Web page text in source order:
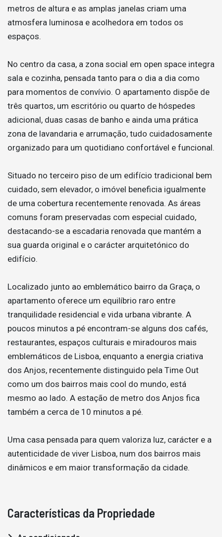
metros de altura e as amplas janelas criam uma
atmosfera luminosa e acolhedora em todos os
espaços.
No centro da casa, a zona social em open space integra
sala e cozinha, pensada tanto para o dia a dia como
para momentos de convívio. O apartamento dispõe de
três quartos, um escritório ou quarto de hóspedes
adicional, duas casas de banho e ainda uma prática
zona de lavandaria e arrumação, tudo cuidadosamente
organizado para um quotidiano confortável e funcional.
Situado no terceiro piso de um edifício tradicional bem
cuidado, sem elevador, o imóvel beneficia igualmente
de uma cobertura recentemente renovada. As áreas
comuns foram preservadas com especial cuidado,
destacando-se a escadaria renovada que mantém a
sua guarda original e o carácter arquitetónico do
edifício.
Localizado junto ao emblemático bairro da Graça, o
apartamento oferece um equilíbrio raro entre
tranquilidade residencial e vida urbana vibrante. A
poucos minutos a pé encontram-se alguns dos cafés,
restaurantes, espaços culturais e miradouros mais
emblemáticos de Lisboa, enquanto a energia criativa
dos Anjos, recentemente distinguido pela Time Out
como um dos bairros mais cool do mundo, está
mesmo ao lado. A estação de metro dos Anjos fica
também a cerca de 10 minutos a pé.
Uma casa pensada para quem valoriza luz, carácter e a
autenticidade de viver Lisboa, num dos bairros mais
dinâmicos e em maior transformação da cidade.
Características da Propriedade